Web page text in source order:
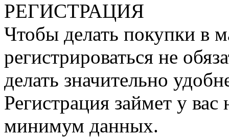
РЕГИСТРАЦИЯ
Чтобы делать покупки в
регистрироваться не
делать значительно
Регистрация займет у
минимум данных.